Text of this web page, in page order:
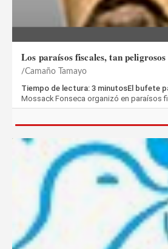
Los paraísos fiscales, tan
Camaño Tamayo
Tiempo de lectura: 3 minutosEl bufete
Mossack Fonseca organizó en paraísos